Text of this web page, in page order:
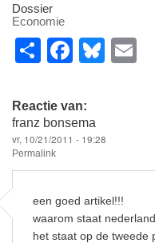
Dossier
Economie
S
ar
e
F
c
e
b
o
o
k
Bl
y
Reactie van:
franz bonsema
vr, 10/21/2011 - 19:28
Permalink
een goed artikel!!!
waarom staat
het staat op de tweede